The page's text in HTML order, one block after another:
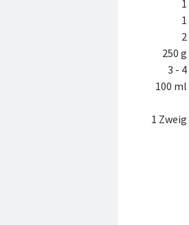
1
1
2
250 g
3 - 4
100 ml
1 Zweig